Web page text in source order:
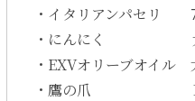
・イタリアンパセリ
・にんにく 大
・EXVオリーブオイル
・鷹の爪 1